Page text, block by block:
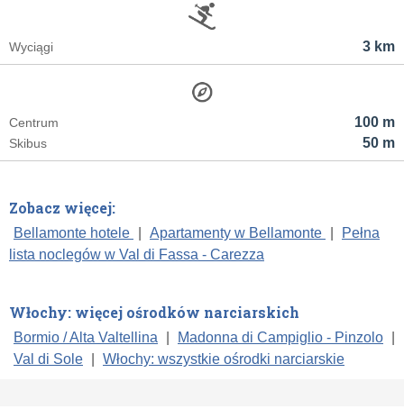
3 km
Wyciągi
100 m
Centrum
50 m
Skibus
Zobacz więcej:
Bellamonte hotele Apartamenty w Bellamonte
Pełna
lista noclegów w Val di Fassa - Carezza
Włochy: więcej ośrodków narciarskich
Bormio / Alta Valtellina Madonna di Campiglio - Pinzolo
Val di Sole
Włochy: wszystkie ośrodki narciarskie